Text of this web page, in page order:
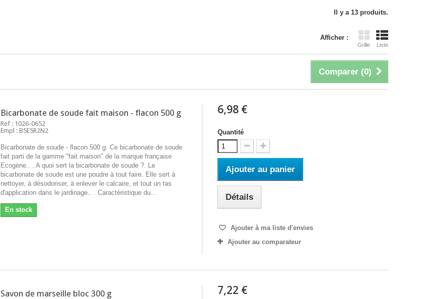
Il y a 13 produits.
Afficher :
Grille Liste
Comparer (0)
Bicarbonate de soude fait maison - flacon 500 g
Ref : 1026-0652
Empl : B5E5R2N2
Bicarbonate de soude - flacon 500 g. Ce bicarbonate de soude
fait parti de la gamme "fait maison" de la marque française
Ecogène.. . A quoi sert la bicarbonate de soude ?. Le
bicarbonate de soude est une poudre à tout faire. Elle sert à
nettoyer, à désodoriser, à enlever le calcaire, et tout un tas
d'application dans le jardinage.. . Caractéristique du...
En stock
6,98 €
Quantité
Ajouter au panier
Détails
Ajouter à ma liste d'envies
Ajouter au comparateur
Savon de marseille bloc 300 g 7,22 €